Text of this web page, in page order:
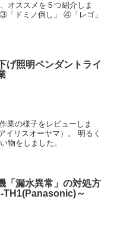
オススメを５つ紹介しま
ドミノ倒し」 ④「レゴ」
げ照明ペンダントライ
業の様子をレビューしま
イリスオーヤマ）。 明るく
物をしました。
「漏水異常」の対処方
～